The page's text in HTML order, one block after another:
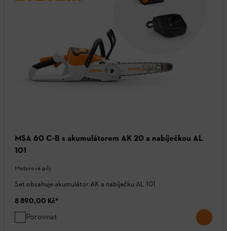
MSA 60 C-B s akumulátorem AK 20 a nabíječkou AL
101
Motorové pily
Set obsahuje akumulátor AK a nabíječku AL 101
8 890,00 Kč*
Porovnat